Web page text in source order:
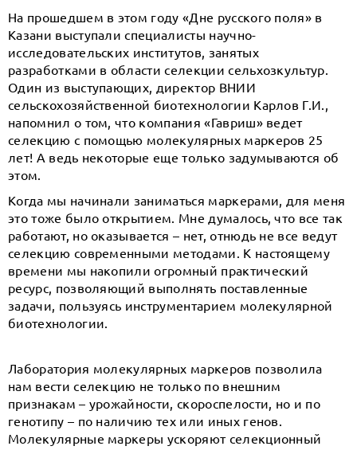
На прошедшем в этом году «Дне русского поля» в
Казани выступали специалисты научно-
исследовательских институтов, занятых
разработками в области селекции сельхозкультур.
Один из выступающих, директор ВНИИ
сельскохозяйственной биотехнологии Карлов Г.И.,
напомнил о том, что компания «Гавриш» ведет
селекцию с помощью молекулярных маркеров 25
лет! А ведь некоторые еще только задумываются об
этом.
Когда мы начинали заниматься маркерами, для меня
это тоже было открытием. Мне думалось, что все так
работают, но оказывается – нет, отнюдь не все ведут
селекцию современными методами. К настоящему
времени мы накопили огромный практический
ресурс, позволяющий выполнять поставленные
задачи, пользуясь инструментарием молекулярной
биотехнологии.
Лаборатория молекулярных маркеров позволила
нам вести селекцию не только по внешним
признакам – урожайности, скороспелости, но и по
генотипу – по наличию тех или иных генов.
Молекулярные маркеры ускоряют селекционный